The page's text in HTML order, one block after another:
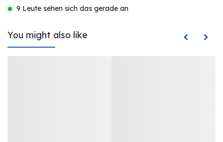
9 Leute sehen sich das gerade an
You might also like